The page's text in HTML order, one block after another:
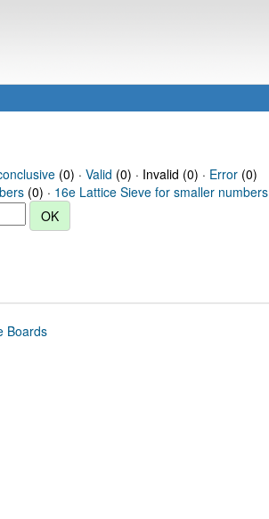
(0) · Valid (0) · Invalid (0) · Error(0)
(0) · 16e Lattice Sieve for smaller numbers
Boards